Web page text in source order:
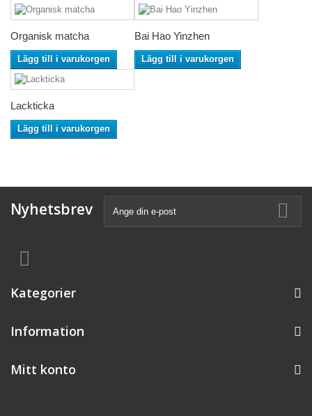
Organisk matcha
Lägg till i varukorgen
Bai Hao Yinzhen
Lägg till i varukorgen
Lackticka
Lägg till i varukorgen
Nyhetsbrev
Kategorier
Information
Mitt konto